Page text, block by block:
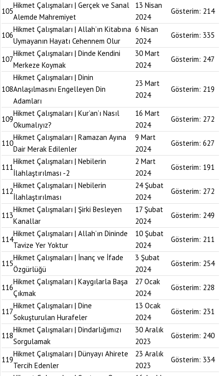
105
Hikmet Çalışmaları | Gerçek ve Sanal
Alemde Mahremiyet
13 Nisan
2024
Gösterim: 214
106
Hikmet Çalışmaları | Allah’ın Kitabına
Uymayanın Hayatı Cehennem Olur
6 Nisan
2024
Gösterim: 335
107
Hikmet Çalışmaları | Dinde Kendini
Merkeze Koymak
30 Mart
2024
Gösterim: 247
108
Hikmet Çalışmaları | Dinin
Anlaşılmasını Engelleyen Din
Adamları
23 Mart
2024
Gösterim: 219
109
Hikmet Çalışmaları | Kur’an’ı Nasıl
Okumalıyız?
16 Mart
2024
Gösterim: 272
110
Hikmet Çalışmaları | Ramazan Ayına
Dair Merak Edilenler
9 Mart
2024
Gösterim: 627
111
Hikmet Çalışmaları | Nebilerin
İlahlaştırılması -2
2 Mart
2024
Gösterim: 191
112
Hikmet Çalışmaları | Nebilerin
İlahlaştırılması
24 Şubat
2024
Gösterim: 272
113
Hikmet Çalışmaları | Şirki Besleyen
Kanallar
17 Şubat
2024
Gösterim: 249
114
Hikmet Çalışmaları | Allah’ın Dininde
Tavize Yer Yoktur
10 Şubat
2024
Gösterim: 211
115
Hikmet Çalışmaları | İnanç ve İfade
Özgürlüğü
3 Şubat
2024
Gösterim: 254
116
Hikmet Çalışmaları | Kaygılarla Başa
Çıkmak
27 Ocak
2024
Gösterim: 228
117
Hikmet Çalışmaları | Dine
Sokuşturulan Hurafeler
13 Ocak
2024
Gösterim: 231
118
Hikmet Çalışmaları | Dindarlığımızı
Sorgulamak
30 Aralık
2023
Gösterim: 240
119
Hikmet Çalışmaları | Dünyayı Ahirete
Tercih Edenler
23 Aralık
2023
Gösterim: 334